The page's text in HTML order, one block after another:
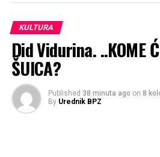
KULTURA
Did Vidurina. ..KOME
ŠUICA?
Published 38 minuta ago on 8
By Urednik BPZ